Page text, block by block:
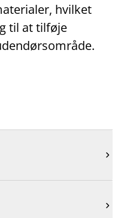
hvilket
til at tilføje

